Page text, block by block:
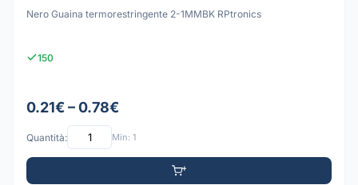
Nero Guaina termorestringente 2-1MMBK RPtronics
150
0.21€ – 0.78€
Quantità: Min: 1